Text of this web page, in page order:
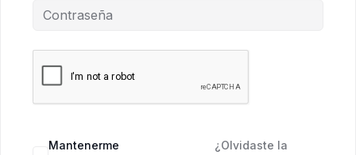
Mantenerme
¿Olvidaste la